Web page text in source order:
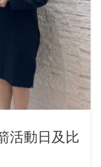
活動日及比